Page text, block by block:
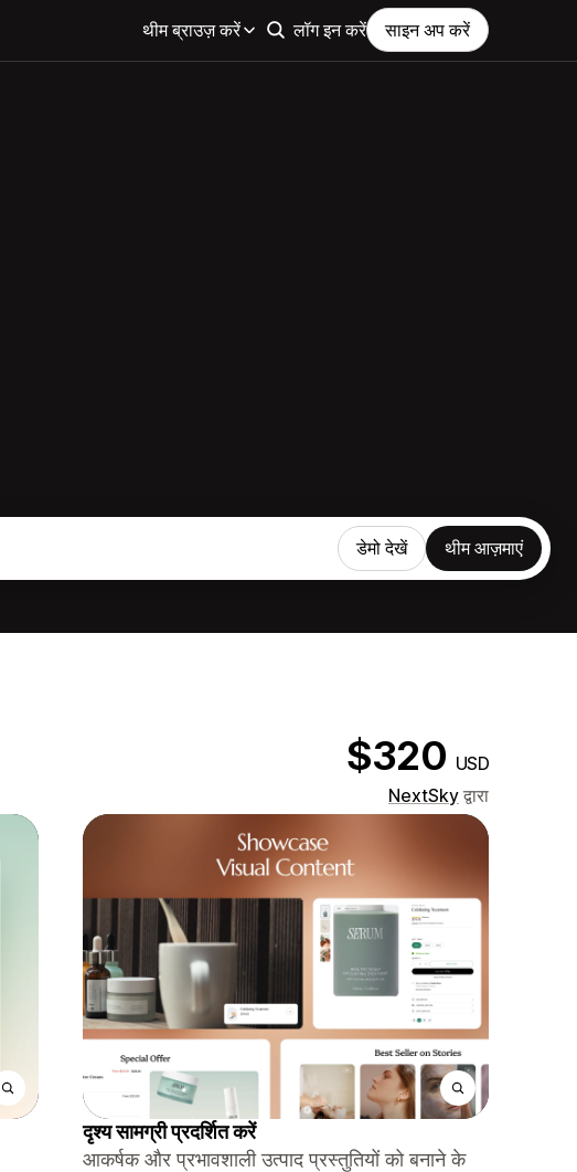
थीम ब्राउज़ करें लॉग इन करें साइन अप करें
डेमो देखें थीम आज़माएं
$320 USD
NextSky द्वारा
दृश्य सामग्री प्रदर्शित करें
आकर्षक और प्रभावशाली उत्पाद प्रस्तुतियों को बनाने के